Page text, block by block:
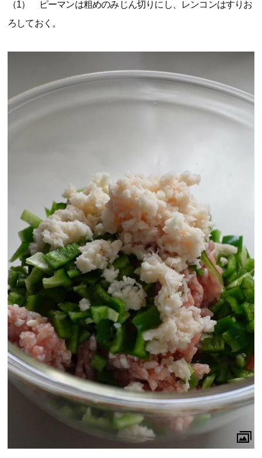
（1） ピーマンは粗めのみじん切りにし、レンコンはすりお
ろしておく。